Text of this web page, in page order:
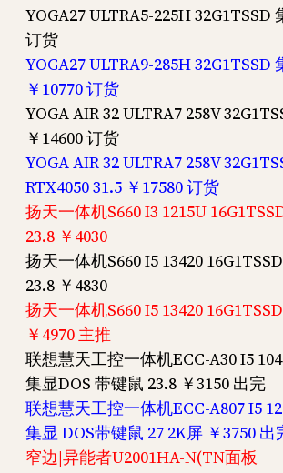
YOGA27 ULTRA5-225H 32G1TSSD
订货
YOGA27 ULTRA9-285H 32G1TSSD
￥10770 订货
YOGA AIR 32 ULTRA7 258V
￥14600 订货
YOGA AIR 32 ULTRA7 258V
RTX4050 31.5 ￥17580 订货
扬天一体机S660 I3 1215U
23.8 ￥4030
扬天一体机S660 I5 13420
23.8 ￥4830
扬天一体机S660 I5 13420
￥4970 主推
联想慧天工控一体机ECC-A30 I5
集显DOS 带键鼠 23.8 ￥3150 出完
联想慧天工控一体机ECC-A807 I5
集显 DOS带键鼠 27 2K屏 ￥3750 出
窄边|异能者U2001HA-N(TN面板